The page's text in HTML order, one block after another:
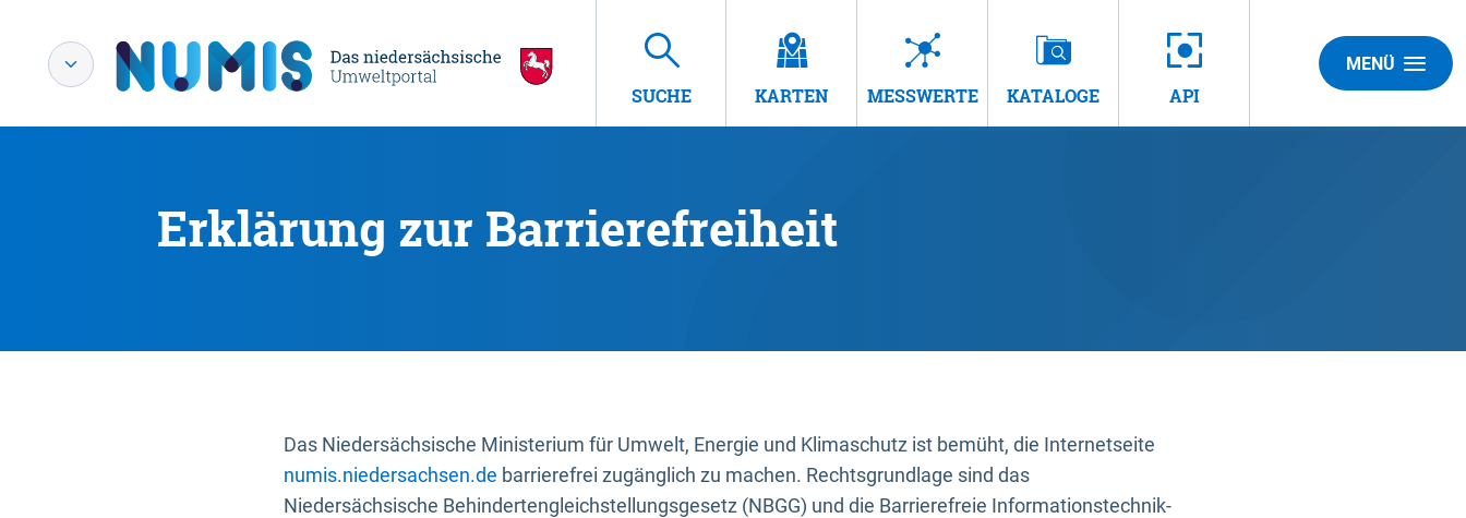
SUCHE KARTEN MESSWERTE KATALOGE API
MENÜ
Erklärung zur Barrierefreiheit
Das Niedersächsische Ministerium für Umwelt, Energie und Klimaschutz ist bemüht, die Internetseite
numis.niedersachsen.de barrierefrei zugänglich zu machen. Rechtsgrundlage sind das
Niedersächsische Behindertengleichstellungsgesetz (NBGG) und die Barrierefreie Informationstechnik-